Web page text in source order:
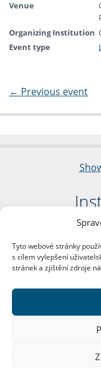
Tyto webové stránky
s cílem vylepšení
stránek a zjištění zdroje
Venue
Organizing Institution
Event type
← Previous event
VAT